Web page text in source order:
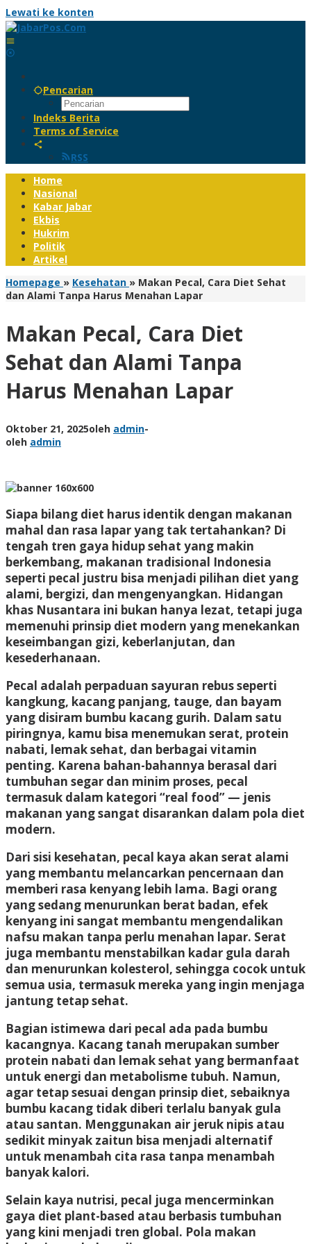
Lewati ke konten
Pencarian
Indeks Berita
Terms of Service
RSS
Home
Nasional
Kabar Jabar
Ekbis
Hukrim
Politik
Artikel
Homepage » Kesehatan » Makan Pecal, Cara Diet Sehat
dan Alami Tanpa Harus Menahan Lapar
Makan Pecal, Cara Diet
Sehat dan Alami Tanpa
Harus Menahan Lapar
Oktober 21, 2025oleh admin-
oleh admin
Siapa bilang diet harus identik dengan makanan
mahal dan rasa lapar yang tak tertahankan? Di
tengah tren gaya hidup sehat yang makin
berkembang, makanan tradisional Indonesia
seperti pecal justru bisa menjadi pilihan diet yang
alami, bergizi, dan mengenyangkan. Hidangan
khas Nusantara ini bukan hanya lezat, tetapi juga
memenuhi prinsip diet modern yang menekankan
keseimbangan gizi, keberlanjutan, dan
kesederhanaan.
Pecal adalah perpaduan sayuran rebus seperti
kangkung, kacang panjang, tauge, dan bayam
yang disiram bumbu kacang gurih. Dalam satu
piringnya, kamu bisa menemukan serat, protein
nabati, lemak sehat, dan berbagai vitamin
penting. Karena bahan-bahannya berasal dari
tumbuhan segar dan minim proses, pecal
termasuk dalam kategori “real food” — jenis
makanan yang sangat disarankan dalam pola diet
modern.
Dari sisi kesehatan, pecal kaya akan serat alami
yang membantu melancarkan pencernaan dan
memberi rasa kenyang lebih lama. Bagi orang
yang sedang menurunkan berat badan, efek
kenyang ini sangat membantu mengendalikan
nafsu makan tanpa perlu menahan lapar. Serat
juga membantu menstabilkan kadar gula darah
dan menurunkan kolesterol, sehingga cocok untuk
semua usia, termasuk mereka yang ingin menjaga
jantung tetap sehat.
Bagian istimewa dari pecal ada pada bumbu
kacangnya. Kacang tanah merupakan sumber
protein nabati dan lemak sehat yang bermanfaat
untuk energi dan metabolisme tubuh. Namun,
agar tetap sesuai dengan prinsip diet, sebaiknya
bumbu kacang tidak diberi terlalu banyak gula
atau santan. Menggunakan air jeruk nipis atau
sedikit minyak zaitun bisa menjadi alternatif
untuk menambah cita rasa tanpa menambah
banyak kalori.
Selain kaya nutrisi, pecal juga mencerminkan
gaya diet plant-based atau berbasis tumbuhan
yang kini menjadi tren global. Pola makan